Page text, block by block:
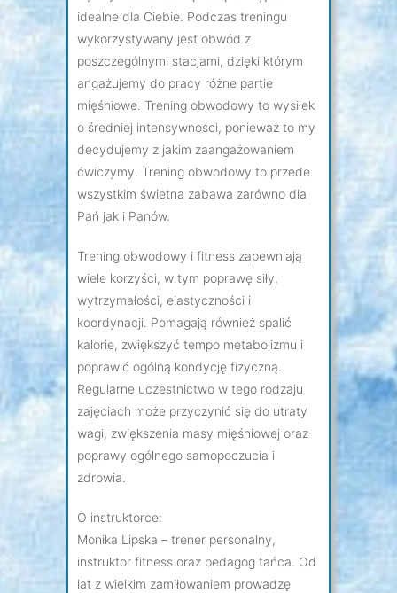
idealne dla Ciebie. Podczas treningu
wykorzystywany jest obwód z
poszczególnymi stacjami, dzięki którym
angażujemy do pracy różne partie
mięśniowe. Trening obwodowy to wysiłek
o średniej intensywności, ponieważ to my
decydujemy z jakim zaangażowaniem
ćwiczymy. Trening obwodowy to przede
wszystkim świetna zabawa zarówno dla
Pań jak i Panów.
Trening obwodowy i fitness zapewniają
wiele korzyści, w tym poprawę siły,
wytrzymałości, elastyczności i
koordynacji. Pomagają również spalić
kalorie, zwiększyć tempo metabolizmu i
poprawić ogólną kondycję fizyczną.
Regularne uczestnictwo w tego rodzaju
zajęciach może przyczynić się do utraty
wagi, zwiększenia masy mięśniowej oraz
poprawy ogólnego samopoczucia i
zdrowia.
O instruktorce:
Monika Lipska – trener personalny,
instruktor fitness oraz pedagog tańca. Od
lat z wielkim zamiłowaniem prowadzę